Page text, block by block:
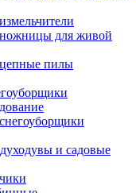
для живой
пилы
и садовые